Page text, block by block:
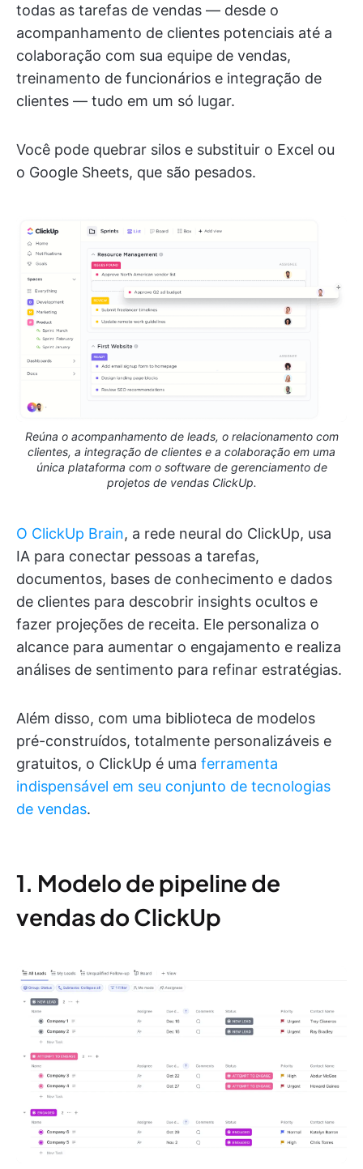
todas as tarefas de vendas — desde o
acompanhamento de clientes potenciais até a
colaboração com sua equipe de vendas,
treinamento de funcionários e integração de
clientes — tudo em um só lugar.
Você pode quebrar silos e substituir o Excel ou
o Google Sheets, que são pesados.
Reúna o acompanhamento de leads, o relacionamento com
clientes, a integração de clientes e a colaboração em uma
única plataforma com o software de gerenciamento de
projetos de vendas ClickUp.
O ClickUp Brain, a rede neural do ClickUp, usa
IA para conectar pessoas a tarefas,
documentos, bases de conhecimento e dados
de clientes para descobrir insights ocultos e
fazer projeções de receita. Ele personaliza o
alcance para aumentar o engajamento e realiza
análises de sentimento para refinar estratégias.
Além disso, com uma biblioteca de modelos
pré-construídos, totalmente personalizáveis e
gratuitos, o ClickUp é uma ferramenta
indispensável em seu conjunto de tecnologias
de vendas.
1. Modelo de pipeline de
vendas do ClickUp